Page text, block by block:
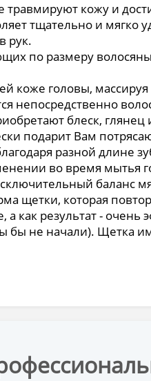
кожу и
тщательно и мягко
рук.
по размеру
коже головы,
непосредственно
блеск, глянец
подарит Вам
разной длине
во время мытья
баланс
щетки, которая
как результат -
бы не начали). Щетка